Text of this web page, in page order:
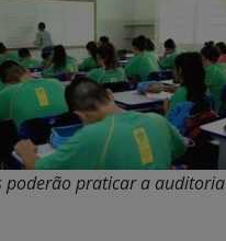
poderão praticar a auditoria